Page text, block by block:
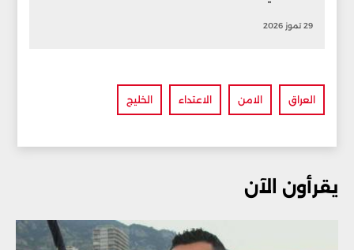
29 تموز 2026
العراق الامن الاعتداء الخليج
يقرأون الآن